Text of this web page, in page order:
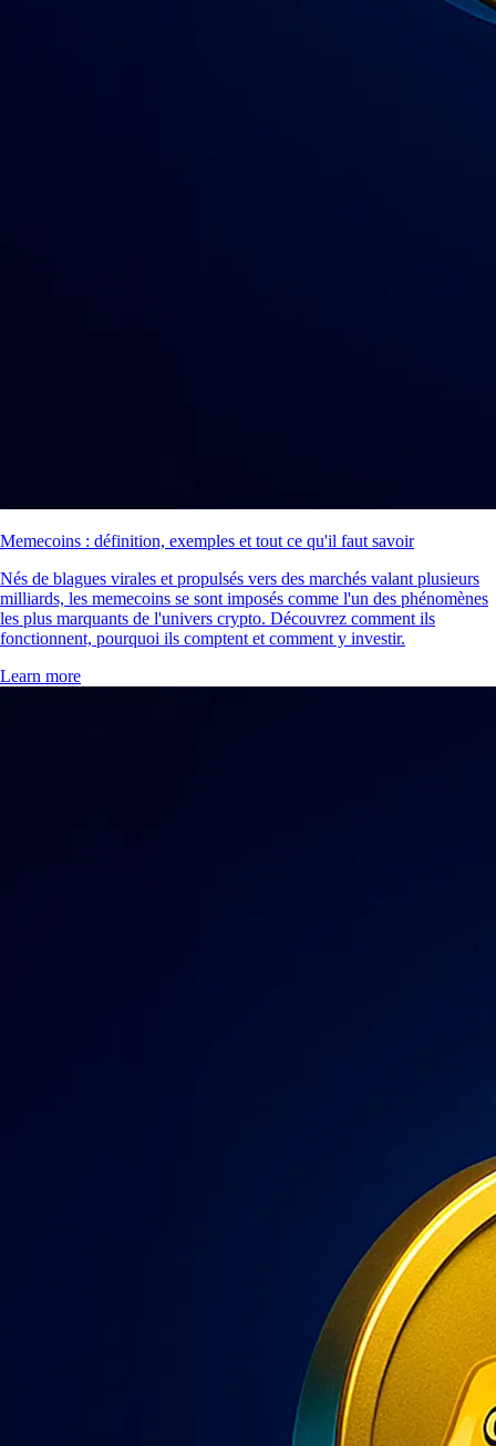
Memecoins : définition, exemples et tout ce qu'il faut savoir
Nés de blagues virales et propulsés vers des marchés valant plusieurs
milliards, les memecoins se sont imposés comme l'un des phénomènes
les plus marquants de l'univers crypto. Découvrez comment ils
fonctionnent, pourquoi ils comptent et comment y investir.
Learn more